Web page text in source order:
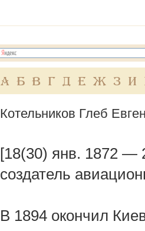
А Б В Г Д Е Ж З И
Котельников Глеб
[18(30) янв. 1872 —
создатель
В 1894 окончил